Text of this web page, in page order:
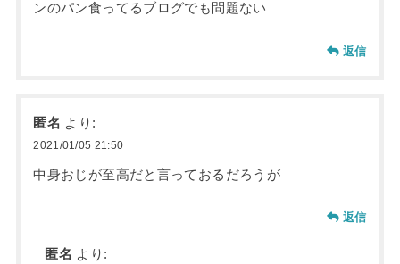
ンのパン食ってるブログでも問題ない
返信
匿名 より:
2021/01/05 21:50
中身おじが至高だと言っておるだろうが
返信
匿名 より: